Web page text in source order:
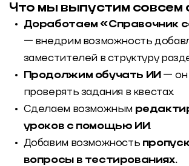
Что мы выпустим совсем
Доработаем «Справочник
— внедрим возможность
заместителей в структуру
Продолжим обучать ИИ — он
проверять задания в квестах.
Сделаем возможным
уроков с помощью ИИ.
Добавим возможность
вопросы в тестированиях.